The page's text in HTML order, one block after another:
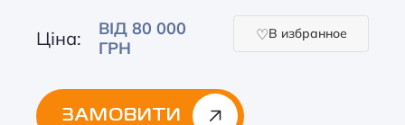
Ціна:
ВІД 80 000
ГРН
В избранное
ЗАМОВИТИ